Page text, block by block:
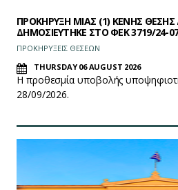
ΠΡΟΚΗΡΥΞΗ ΜΙΑΣ (1) ΚΕΝΗΣ
ΔΗΜΟΣΙΕΥΤΗΚΕ ΣΤΟ ΦEK 3719/24-
ΠΡΟΚΗΡΥΞΕΙΣ ΘΕΣΕΩΝ
THURSDAY 06 AUGUST 2026
Η προθεσμία υποβολής
28/09/2026.